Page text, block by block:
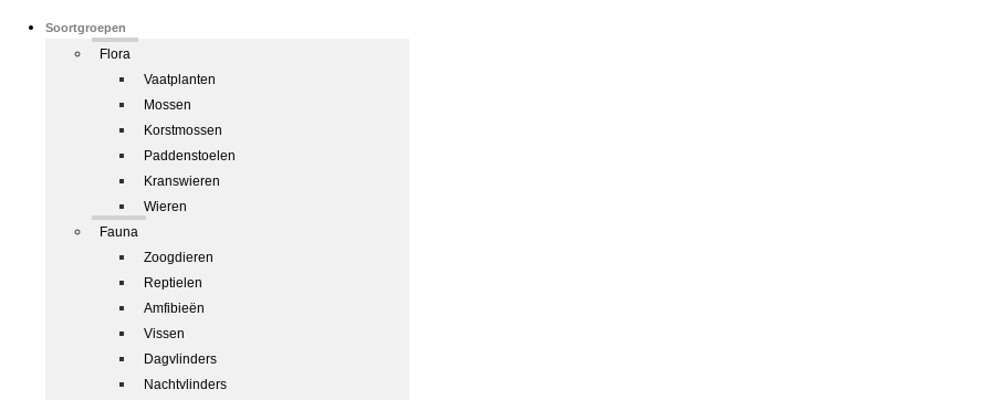
Soortgroepen
Flora
Vaatplanten
Mossen
Korstmossen
Paddenstoelen
Kranswieren
Wieren
Fauna
Zoogdieren
Reptielen
Amfibieën
Vissen
Dagvlinders
Nachtvlinders